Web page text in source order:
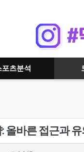
포츠분석
올바른 접근과